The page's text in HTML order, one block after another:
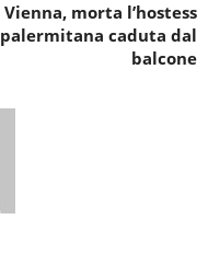
Vienna, morta l’hostess
palermitana caduta dal
balcone